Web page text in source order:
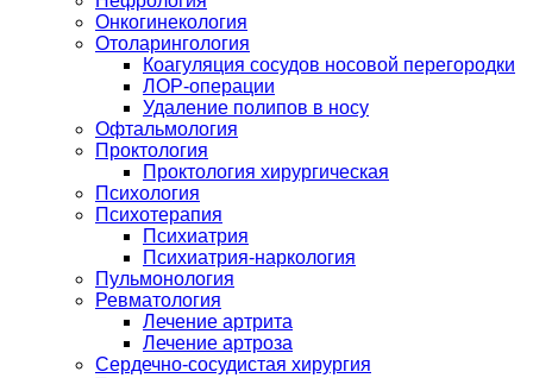
Онкогинекология
Отоларингология
Коагуляция сосудов носовой перегородки
ЛОР-операции
Удаление полипов в носу
Офтальмология
Проктология
Проктология хирургическая
Психология
Психотерапия
Психиатрия
Психиатрия-наркология
Пульмонология
Ревматология
Лечение артрита
Лечение артроза
Сердечно-сосудистая хирургия